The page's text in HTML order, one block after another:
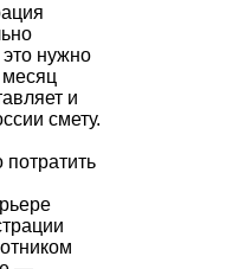
нужно
и
смету.